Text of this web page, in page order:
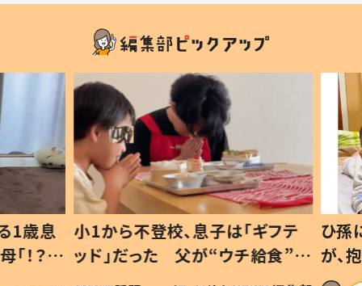
歳息
？」
小1から不登校、息子は「ギフテ
ッド」だった 父が“ウチ給食”を
作り続ける理由とは #令和の親
ひ孫
が、抱
「涙が